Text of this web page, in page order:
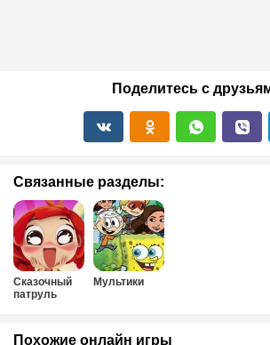
Поделитесь с
Связанные разделы:
Сказочный
патруль
Мультики
Похожие онлайн игры